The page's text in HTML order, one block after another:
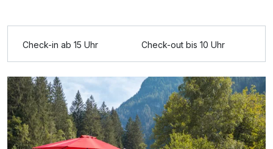
Für 3 Tage p.P. ab270,00 €
Doppelzimmer zur Einzelnutzung
1 Erwachsenen
Check-in ab 15 Uhr Check-out bis 10 Uhr